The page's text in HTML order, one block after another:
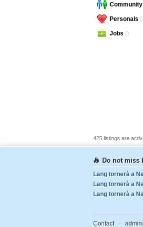
Community
Personals ()
Jobs ()
425 listings are
Do not miss
Contact .